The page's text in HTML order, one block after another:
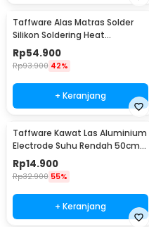
Taffware Alas Matras Solder
Silikon Soldering Heat
Resistant 450x300mm - S-160
Rp54.900
Rp93.900 42%
+ Keranjang
Taffware Kawat Las Aluminium
Electrode Suhu Rendah 50cm
20 PCS 1.6mm - M127271
Rp14.900
Rp32.900 55%
+ Keranjang